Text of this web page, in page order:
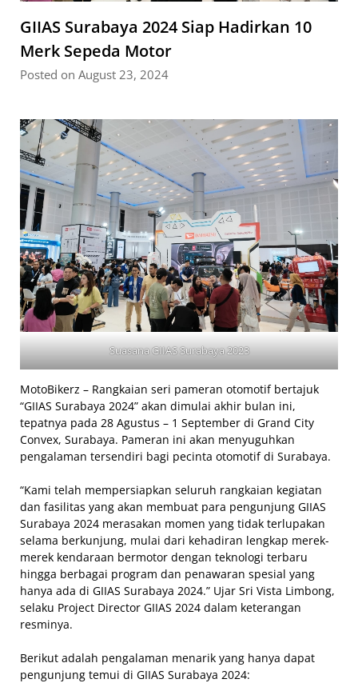
GIIAS Surabaya 2024 Siap Hadirkan 10
Merk Sepeda Motor
Posted on August 23, 2024
Suasana GIIAS Surabaya 2023
MotoBikerz – Rangkaian seri pameran otomotif bertajuk
“GIIAS Surabaya 2024” akan dimulai akhir bulan ini,
tepatnya pada 28 Agustus – 1 September di Grand City
Convex, Surabaya. Pameran ini akan menyuguhkan
pengalaman tersendiri bagi pecinta otomotif di Surabaya.
“Kami telah mempersiapkan seluruh rangkaian kegiatan
dan fasilitas yang akan membuat para pengunjung GIIAS
Surabaya 2024 merasakan momen yang tidak terlupakan
selama berkunjung, mulai dari kehadiran lengkap merek-
merek kendaraan bermotor dengan teknologi terbaru
hingga berbagai program dan penawaran spesial yang
hanya ada di GIIAS Surabaya 2024.” Ujar Sri Vista Limbong,
selaku Project Director GIIAS 2024 dalam keterangan
resminya.
Berikut adalah pengalaman menarik yang hanya dapat
pengunjung temui di GIIAS Surabaya 2024: